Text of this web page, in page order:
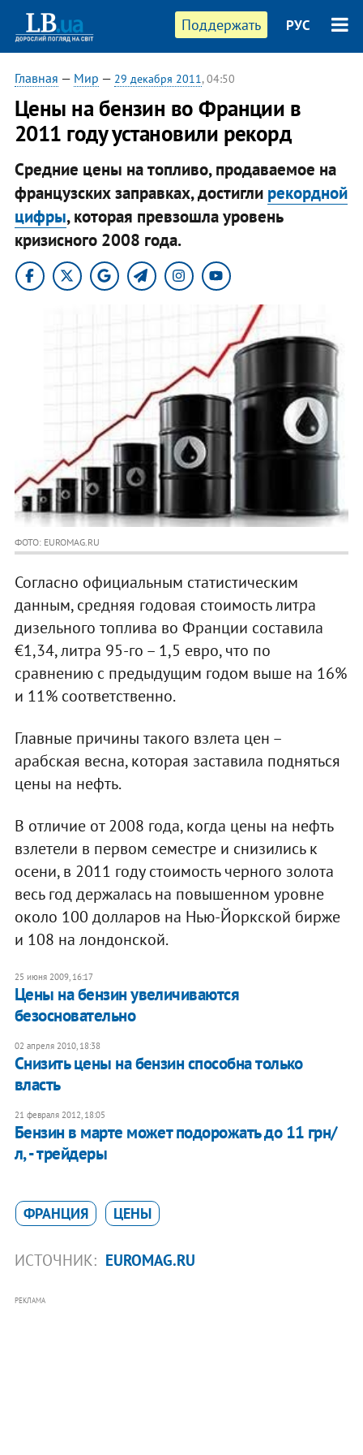
Поддержать РУС
Главная — Мир — 29 декабря 2011, 04:50
Цены на бензин во Франции в
2011 году установили рекорд
Средние цены на топливо, продаваемое на
французских заправках, достигли рекордной
цифры, которая превзошла уровень
кризисного 2008 года.
ФОТО: EUROMAG.RU
Согласно официальным статистическим
данным, средняя годовая стоимость литра
дизельного топлива во Франции составила
€1,34, литра 95-го – 1,5 евро, что по
сравнению с предыдущим годом выше на 16%
и 11% соответственно.
Главные причины такого взлета цен –
арабская весна, которая заставила подняться
цены на нефть.
В отличие от 2008 года, когда цены на нефть
взлетели в первом семестре и снизились к
осени, в 2011 году стоимость черного золота
весь год держалась на повышенном уровне
около 100 долларов на Нью-Йоркской бирже
и 108 на лондонской.
25 июня 2009, 16:17
Цены на бензин увеличиваются
безосновательно
02 апреля 2010, 18:38
Снизить цены на бензин способна только
власть
21 февраля 2012, 18:05
Бензин в марте может подорожать до 11 грн/
л, - трейдеры
ФРАНЦИЯ ЦЕНЫ
ИСТОЧНИК: EUROMAG.RU
РЕКЛАМА